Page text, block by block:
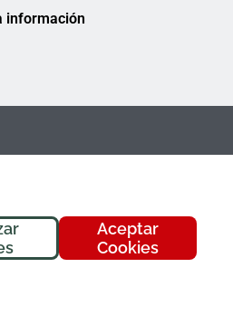
Aceptar
Cookies
, tu asistente de
¿En qué puedo ayudarte
información